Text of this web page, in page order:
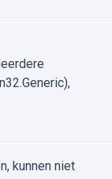
kunnen niet